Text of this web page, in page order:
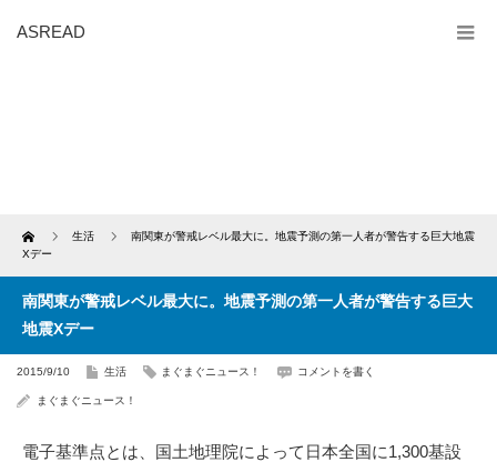
ASREAD
Home 生活
南関東が警戒レベル最大に。地震予測の第一人者が警告する巨大地震
Xデー
南関東が警戒レベル最大に。地震予測の第一人者が警告する巨大
地震Xデー
2015/9/10 生活 まぐまぐニュース！ コメントを書く
まぐまぐニュース！
電子基準点とは、国土地理院によって日本全国に1,300基設